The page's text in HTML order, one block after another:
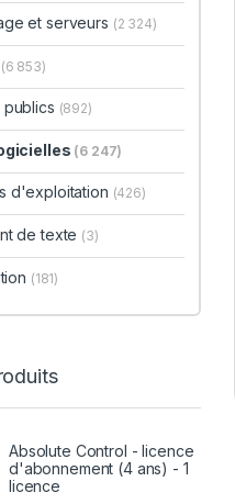
et serveurs (2 324)
(6 853)
(892)
(6 247)
d'exploitation (426)
de texte (3)
(181)
Absolute Control - licence
d'abonnement (4 ans) - 1
licence